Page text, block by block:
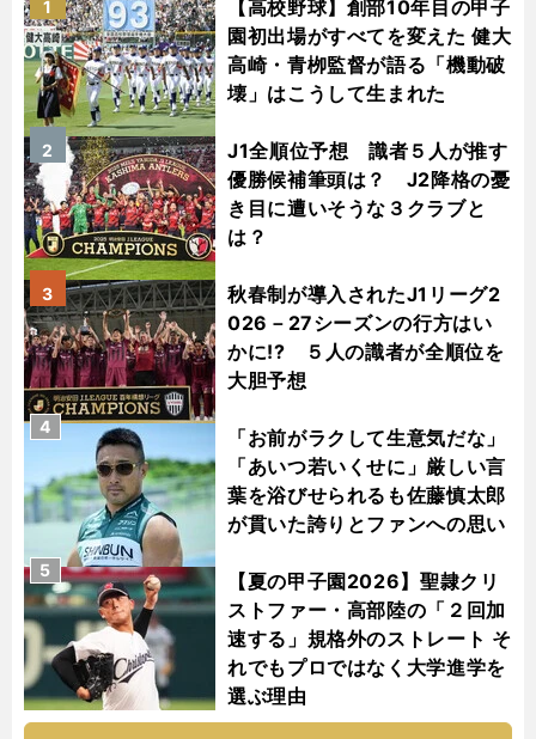
【高校野球】創部10年目の甲子
園初出場がすべてを変えた 健大
高崎・青栁監督が語る「機動破
壊」はこうして生まれた
1
J1全順位予想 識者５人が推す
優勝候補筆頭は？ J2降格の憂
き目に遭いそうな３クラブと
は？
2
秋春制が導入されたJ1リーグ2
026－27シーズンの行方はい
かに!? ５人の識者が全順位を
大胆予想
3
「お前がラクして生意気だな」
「あいつ若いくせに」厳しい言
葉を浴びせられるも佐藤慎太郎
が貫いた誇りとファンへの思い
4
【夏の甲子園2026】聖隷クリ
ストファー・高部陸の「２回加
速する」規格外のストレート そ
れでもプロではなく大学進学を
選ぶ理由
5